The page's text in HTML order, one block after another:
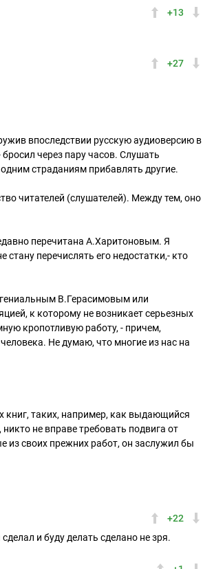
+13
+27
впоследствии русскую аудиоверсию в
через пару часов. Слушать
страданиям прибавлять другие.
читателей (слушателей). Между тем, оно
перечитана А.Харитоновым. Я
перечислять его недостатки,- кто
гениальным В.Герасимовым или
к которому не возникает серьезных
кропотливую работу, - причем,
Не думаю, что многие из нас на
книг, таких, например, как выдающийся
не вправе требовать подвига от
из своих прежних работ, он заслужил бы
+22
и буду делать сделано не зря.